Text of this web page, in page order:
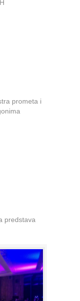
prometa i
predstava